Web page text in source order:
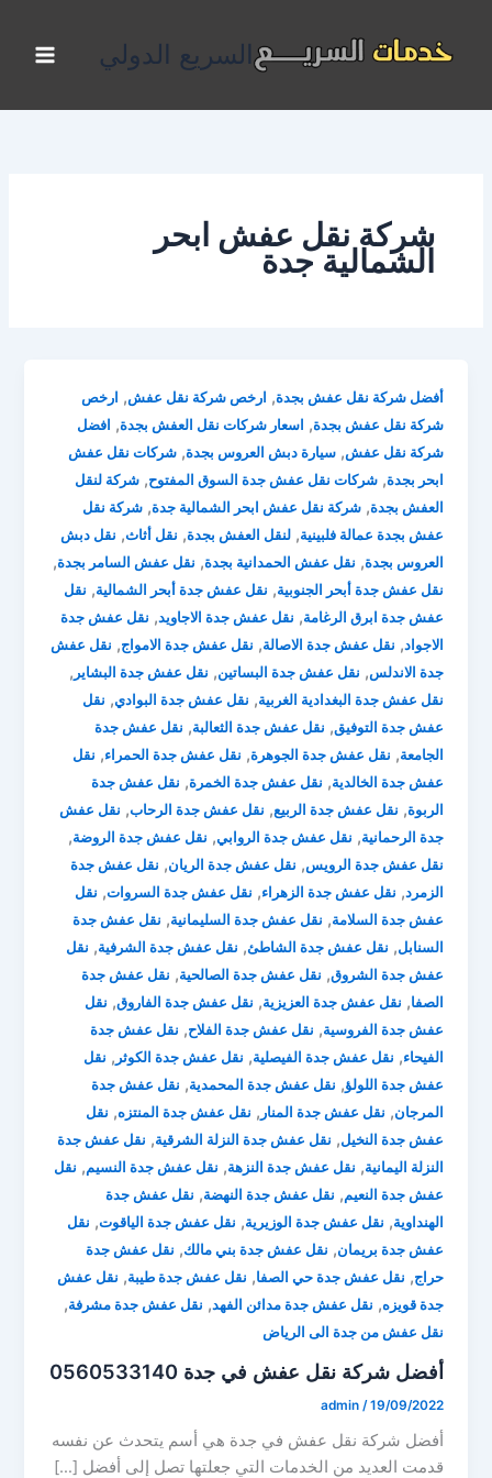
المحتوى
السريع الدولي
شركة نقل عفش ابحر
الشمالية جدة
أفضل شركة نقل عفش بجدة, ارخص شركة نقل عفش, ارخص
شركة نقل عفش بجدة, اسعار شركات نقل العفش بجدة, افضل
شركة نقل عفش,سيارة دبش العروس بجدة,شركات نقل عفش
ابحر بجدة,شركات نقل عفش جدة السوق المفتوح,شركة لنقل
العفش بجدة,شركة نقل عفش ابحر الشمالية جدة,شركة نقل
عفش بجدة عمالة فلبينية,لنقل العفش بجدة, نقل أثاث, نقل دبش
العروس بجدة, نقل عفش الحمدانية بجدة, نقل عفش السامر بجدة,
نقل عفش جدة أبحر الجنوبية, نقل عفش جدة أبحر الشمالية, نقل
عفش جدة ابرق الرغامة, نقل عفش جدة الاجاويد, نقل عفش جدة
الاجواد, نقل عفش جدة الاصالة, نقل عفش جدة الامواج, نقل عفش
جدة الاندلس, نقل عفش جدة البساتين, نقل عفش جدة البشاير ,
نقل عفش جدة البغدادية الغربية, نقل عفش جدة البوادي, نقل
عفش جدة التوفيق, نقل عفش جدة الثعالبة, نقل عفش جدة
الجامعة, نقل عفش جدة الجوهرة, نقل عفش جدة الحمراء, نقل
عفش جدة الخالدية, نقل عفش جدة الخمرة, نقل عفش جدة
الربوة, نقل عفش جدة الربيع, نقل عفش جدة الرحاب, نقل عفش
جدة الرحمانية, نقل عفش جدة الروابي, نقل عفش جدة الروضة,
نقل عفش جدة الرويس, نقل عفش جدة الريان, نقل عفش جدة
الزمرد, نقل عفش جدة الزهراء, نقل عفش جدة السروات, نقل
عفش جدة السلامة, نقل عفش جدة السليمانية, نقل عفش جدة
السنابل, نقل عفش جدة الشاطئ, نقل عفش جدة الشرفية, نقل
عفش جدة الشروق, نقل عفش جدة الصالحية, نقل عفش جدة
الصفا, نقل عفش جدة العزيزية, نقل عفش جدة الفاروق, نقل
عفش جدة الفروسية, نقل عفش جدة الفلاح, نقل عفش جدة
الفيحاء, نقل عفش جدة الفيصلية, نقل عفش جدة الكوثر , نقل
عفش جدة اللولؤ, نقل عفش جدة المحمدية, نقل عفش جدة
المرجان, نقل عفش جدة المنار , نقل عفش جدة المنتزه, نقل
عفش جدة النخيل, نقل عفش جدة النزلة الشرقية, نقل عفش جدة
النزلة اليمانية, نقل عفش جدة النزهة, نقل عفش جدة النسيم, نقل
عفش جدة النعيم, نقل عفش جدة النهضة, نقل عفش جدة
الهنداوية, نقل عفش جدة الوزيرية, نقل عفش جدة الياقوت, نقل
عفش جدة بريمان, نقل عفش جدة بني مالك, نقل عفش جدة
حراج, نقل عفش جدة حي الصفا, نقل عفش جدة طيبة, نقل عفش
جدة قويزه, نقل عفش جدة مدائن الفهد, نقل عفش جدة مشرفة,
نقل عفش من جدة الى الرياض
أفضل شركة نقل عفش في جدة 0560533140
admin /19/09/2022
أفضل شركة نقل عفش في جدة هي أسم يتحدث عن نفسه
قدمت العديد من الخدمات التي جعلتها تصل إلى أفضل […]